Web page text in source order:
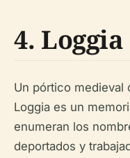
4.
Un pórtico medieval
Loggia es un
enumeran los
deportados y